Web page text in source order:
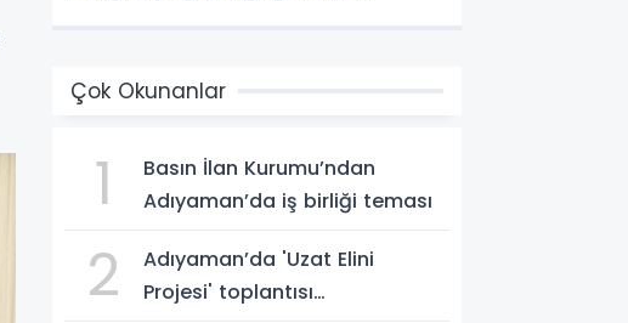
Çok Okunanlar
1
Basın İlan Kurumu’ndan
Adıyaman’da iş birliği teması
2
Adıyaman’da 'Uzat Elini
Projesi' toplantısı